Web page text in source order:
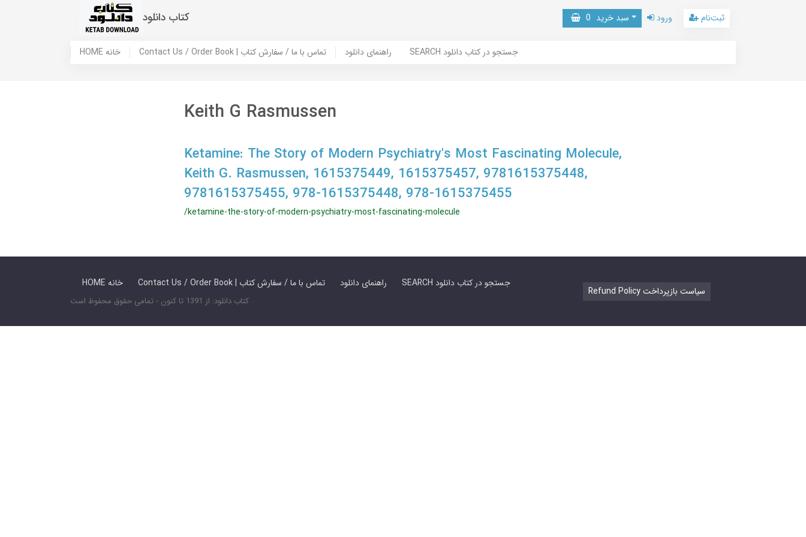
کتاب دانلود سبد خرید 0 ورود ثبت‌نام
HOME خانه Contact Us / Order Book | تماس با ما / سفارش کتاب راهنمای دانلود SEARCH جستجو در کتاب دانلود
Keith G Rasmussen
Ketamine: The Story of Modern Psychiatry's Most Fascinating Molecule,
Keith G. Rasmussen, 1615375449, 1615375457, 9781615375448,
9781615375455, 978-1615375448, 978-1615375455
/ketamine-the-story-of-modern-psychiatry-most-fascinating-molecule
HOME خانه Contact Us / Order Book | تماس با ما / سفارش کتاب راهنمای دانلود SEARCH جستجو در کتاب دانلود
کتاب دانلود: از 1391 تا کنون - تمامی حقوق محفوظ است
Refund Policy سیاست بازپرداخت